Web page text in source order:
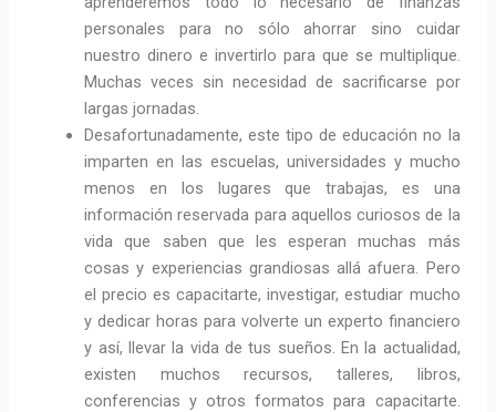
personales para no sólo ahorrar sino cuidar
nuestro dinero e invertirlo para que se multiplique.
Muchas veces sin necesidad de sacrificarse por
largas jornadas.
Desafortunadamente, este tipo de educación no la
imparten en las escuelas, universidades y mucho
menos en los lugares que trabajas, es una
información reservada para aquellos curiosos de la
vida que saben que les esperan muchas más
cosas y experiencias grandiosas allá afuera. Pero
el precio es capacitarte, investigar, estudiar mucho
y dedicar horas para volverte un experto financiero
y así, llevar la vida de tus sueños. En la actualidad,
existen muchos recursos, talleres, libros,
conferencias y otros formatos para capacitarte.